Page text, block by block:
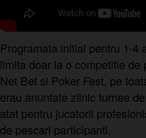
Programata initial pentru 1-4
limita doar la o competitie
Net Bet si Poker Fest, pe
erau anuntate zilnic turnee
atat pentru jucatorii
de pescari participanti.